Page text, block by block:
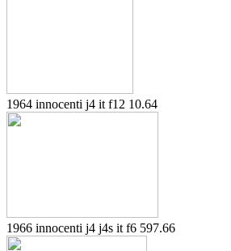
1964 innocenti j4 it f12 10.64
1966 innocenti j4 j4s it f6 597.66